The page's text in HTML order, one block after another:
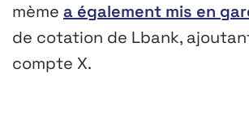
mème a également mis en
de cotation de Lbank,
compte X.